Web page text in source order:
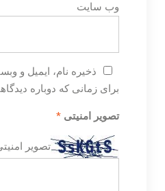
وب‌ سایت
ذخیره نام، ایمیل و
برای زمانی که دوباره
تصویر امنیتی *
تصویر